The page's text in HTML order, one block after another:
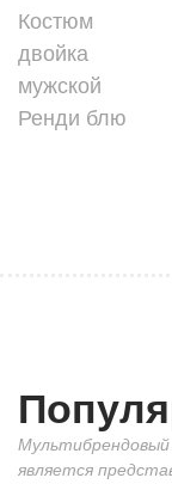
Костюм
двойка
мужской
Ренди блю
является